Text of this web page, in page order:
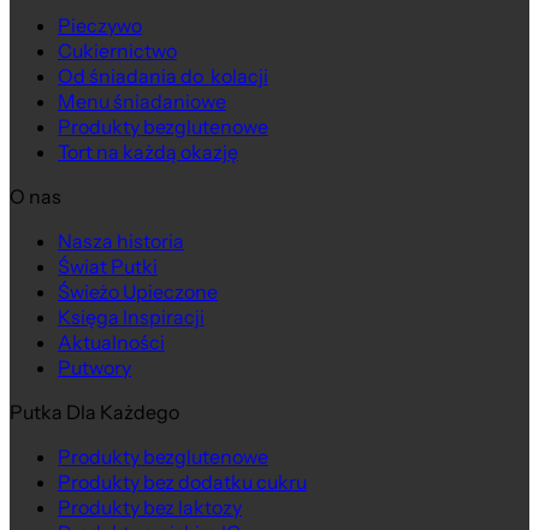
Pieczywo
Cukiernictwo
Od śniadania do kolacji
Menu śniadaniowe
Produkty bezglutenowe
Tort na każdą okazję
O nas
Nasza historia
Świat Putki
Świeżo Upieczone
Księga Inspiracji
Aktualności
Putwory
Putka Dla Każdego
Produkty bezglutenowe
Produkty bez dodatku cukru
Produkty bez laktozy